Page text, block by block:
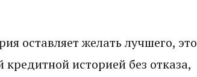
оставляет желать лучшего, это
историей без отказа,